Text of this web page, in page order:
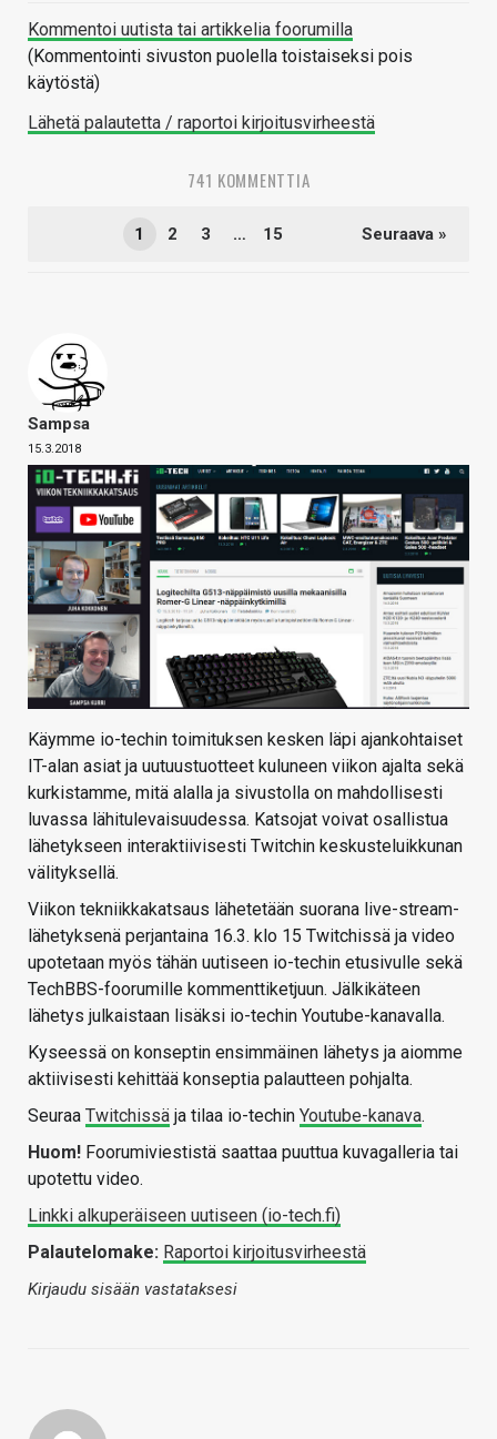
Kommentoi uutista tai artikkelia foorumilla
(Kommentointi sivuston puolella toistaiseksi pois
käytöstä)
Lähetä palautetta / raportoi kirjoitusvirheestä
741 KOMMENTTIA
1 2 3 … 15 Seuraava »
Sampsa
15.3.2018
Käymme io-techin toimituksen kesken läpi ajankohtaiset
IT-alan asiat ja uutuustuotteet kuluneen viikon ajalta sekä
kurkistamme, mitä alalla ja sivustolla on mahdollisesti
luvassa lähitulevaisuudessa. Katsojat voivat osallistua
lähetykseen interaktiivisesti Twitchin keskusteluikkunan
välityksellä.
Viikon tekniikkakatsaus lähetetään suorana live-stream-
lähetyksenä perjantaina 16.3. klo 15 Twitchissä ja video
upotetaan myös tähän uutiseen io-techin etusivulle sekä
TechBBS-foorumille kommenttiketjuun. Jälkikäteen
lähetys julkaistaan lisäksi io-techin Youtube-kanavalla.
Kyseessä on konseptin ensimmäinen lähetys ja aiomme
aktiivisesti kehittää konseptia palautteen pohjalta.
Seuraa Twitchissä ja tilaa io-techin Youtube-kanava.
Huom! Foorumiviestistä saattaa puuttua kuvagalleria tai
upotettu video.
Linkki alkuperäiseen uutiseen (io-tech.fi)
Palautelomake: Raportoi kirjoitusvirheestä
Kirjaudu sisään vastataksesi